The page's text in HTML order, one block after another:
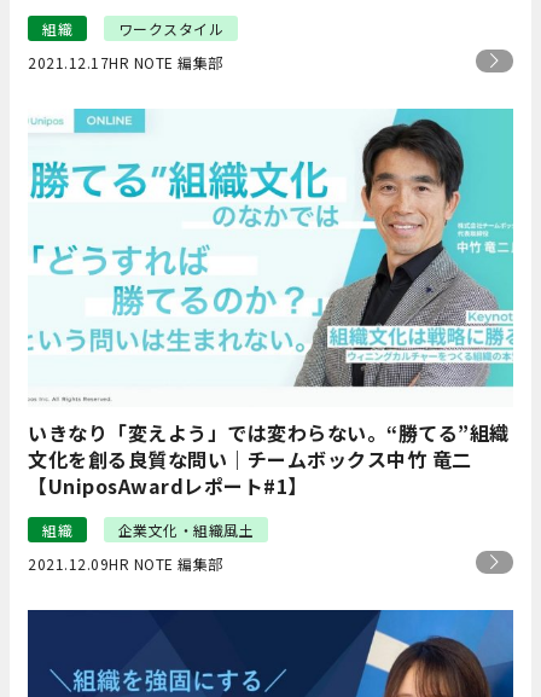
組織
ワークスタイル
2021.12.17HR NOTE 編集部
いきなり「変えよう」では変わらない。“勝てる”組織
文化を創る良質な問い｜チームボックス中竹 竜二
【UniposAwardレポート#1】
組織
企業文化・組織風土
2021.12.09HR NOTE 編集部